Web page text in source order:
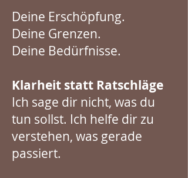
Deine Erschöpfung.
Deine Grenzen.
Deine Bedürfnisse.
Klarheit statt Ratschläge
Ich sage dir nicht, was du
tun sollst. Ich helfe dir zu
verstehen, was gerade
passiert.